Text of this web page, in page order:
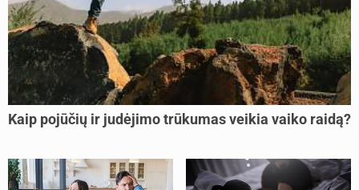
Kaip pojūčių ir judėjimo trūkumas veikia vaiko raidą?